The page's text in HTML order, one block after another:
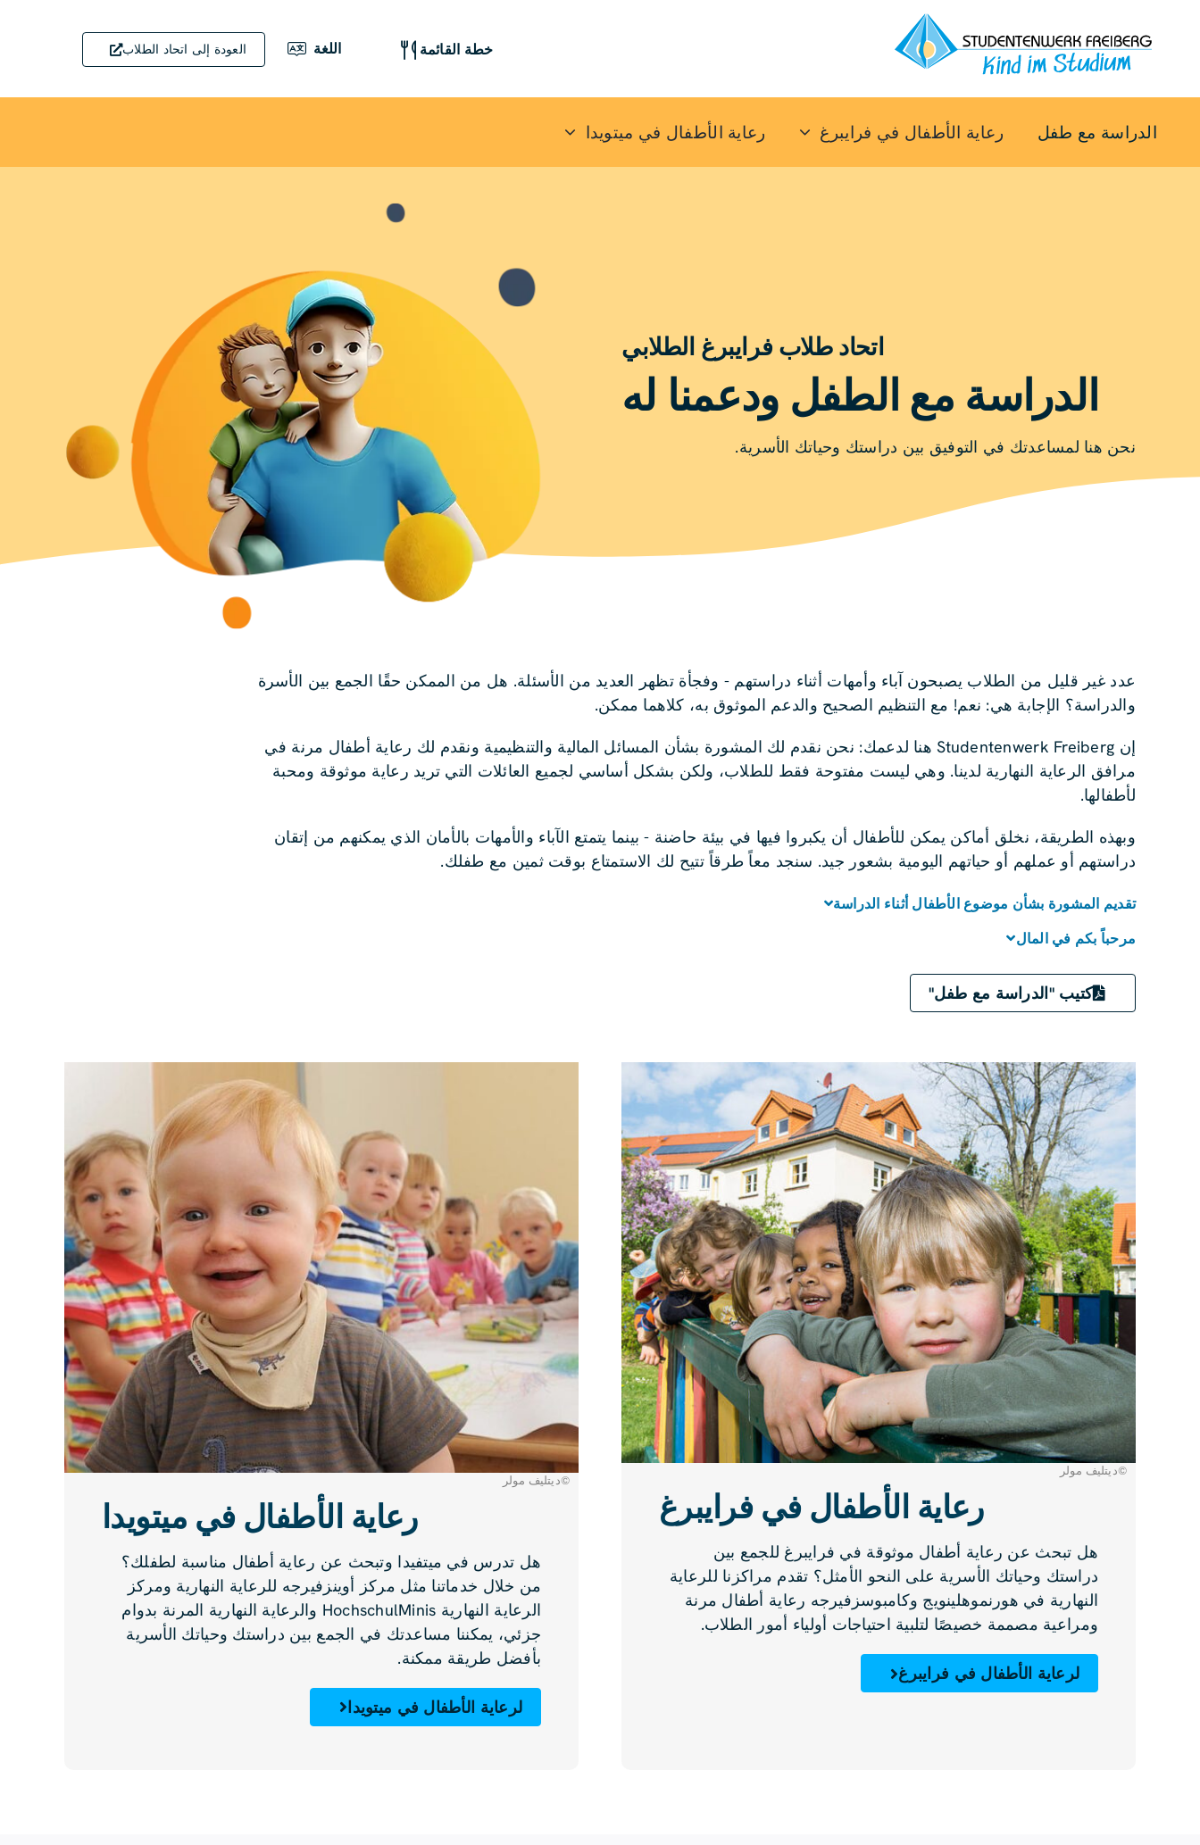
خطة القائمة اللغة
English
Deutsch
Español
हिन्दी
简体
中文
Монгол
العودة إلى اتحاد الطلاب
الدراسة مع طفل رعاية الأطفال في فرايبرغ رعاية الأطفال في ميتويدا
اتحاد طلاب فرايبرغ الطلابي
الدراسة مع الطفل ودعمنا له
نحن هنا لمساعدتك في التوفيق بين دراستك وحياتك الأسرية.
عدد غير قليل من الطلاب يصبحون آباء وأمهات أثناء دراستهم - وفجأة تظهر العديد من الأسئلة. هل من الممكن حقًا الجمع بين الأسرة
والدراسة؟ الإجابة هي: نعم! مع التنظيم الصحيح والدعم الموثوق به، كلاهما ممكن.
إن Studentenwerk Freiberg هنا لدعمك: نحن نقدم لك المشورة بشأن المسائل المالية والتنظيمية ونقدم لك رعاية أطفال مرنة في
مرافق الرعاية النهارية لدينا. وهي ليست مفتوحة فقط للطلاب، ولكن بشكل أساسي لجميع العائلات التي تريد رعاية موثوقة ومحبة
لأطفالها.
وبهذه الطريقة، نخلق أماكن يمكن للأطفال أن يكبروا فيها في بيئة حاضنة - بينما يتمتع الآباء والأمهات بالأمان الذي يمكنهم من إتقان
دراستهم أو عملهم أو حياتهم اليومية بشعور جيد. سنجد معاً طرقاً تتيح لك الاستمتاع بوقت ثمين مع طفلك.
تقديم المشورة بشأن موضوع الأطفال أثناء الدراسة
مرحباً بكم في المال
كتيب "الدراسة مع طفل"
©ديتليف مولر
رعاية الأطفال في فرايبرغ
هل تبحث عن رعاية أطفال موثوقة في فرايبرغ للجمع بين
دراستك وحياتك الأسرية على النحو الأمثل؟ تقدم مراكزنا للرعاية
النهارية في هورنموهلينويج وكامبوسزفيرجه رعاية أطفال مرنة
ومراعية مصممة خصيصًا لتلبية احتياجات أولياء أمور الطلاب.
لرعاية الأطفال في فرايبرغ
©ديتليف مولر
رعاية الأطفال في ميتويدا
هل تدرس في ميتفيدا وتبحث عن رعاية أطفال مناسبة لطفلك؟
من خلال خدماتنا مثل مركز أوينزفيرجه للرعاية النهارية ومركز
الرعاية النهارية HochschulMinis والرعاية النهارية المرنة بدوام
جزئي، يمكننا مساعدتك في الجمع بين دراستك وحياتك الأسرية
بأفضل طريقة ممكنة.
لرعاية الأطفال في ميتويدا